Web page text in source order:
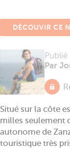
Publié
Par
DÉCOUVIR CE
Situé sur la côte
milles seulement
autonome de
touristique très